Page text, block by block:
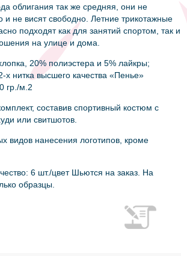
облигания так же средняя, они не
и не висят свободно. Летние трикотажные
подходят как для занятий спортом, так и
на улице и дома.
20% полиэстера и 5% лайкры;
х нитка высшего качества «Пенье»
гр./м.2
составив спортивный костюм с
или свитшотов.
видов нанесения логотипов, кроме
6 шт./цвет Шьются на заказ. На
образцы.